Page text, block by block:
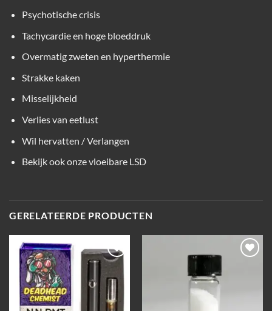
Psychotische crisis
Tachycardie en hoge bloeddruk
Overmatig zweten en hyperthermie
Strakke kaken
Misselijkheid
Verlies van eetlust
Wil hervatten / Verlangen
Bekijk ook onze vloeibare LSD
GERELATEERDE PRODUCTEN